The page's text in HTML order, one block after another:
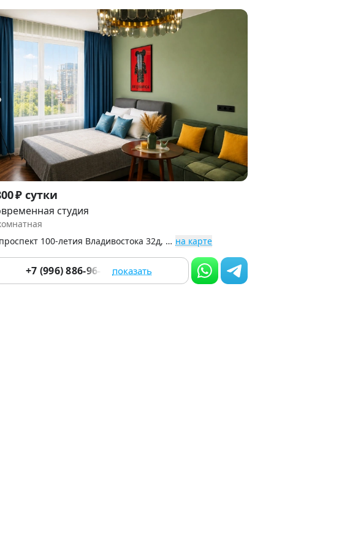
₽ сутки
студия
проспект 100-летия Владивостока 32д, Первореченский р-н на карте
+7 (996) 886-96-86 показать